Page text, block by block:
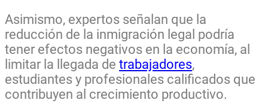
Asimismo, expertos señalan que la
reducción de la inmigración legal podría
tener efectos negativos en la economía, al
limitar la llegada de trabajadores,
estudiantes y profesionales calificados que
contribuyen al crecimiento productivo.